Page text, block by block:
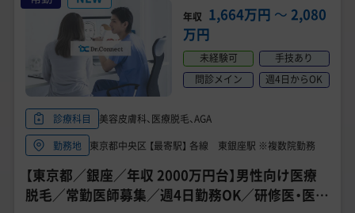
年収 1,664万円 〜 2,080
万円
未経験可
手技あり
問診メイン
週4日からOK
診療科目
美容皮膚科、医療脱毛、AGA
勤務地
東京都中央区 【最寄駅】 各線 東銀座駅 ※複数院勤務
【東京都／銀座／年収 2000万円台】男性向け医療
脱毛／常勤医師募集／週4日勤務OK／研修医・医師